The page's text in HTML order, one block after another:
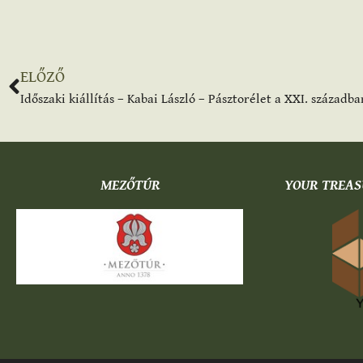
ELŐZŐ
Időszaki kiállítás – Kabai László – Pásztorélet a XXI.
MEZŐTÚR YOUR